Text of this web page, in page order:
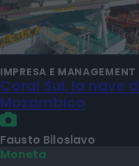
IMPRESA E MANAGEMENT
Coral Sul, la nave
Mozambico
Fausto Biloslavo
Moneta